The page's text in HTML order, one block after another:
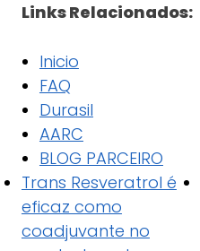
Links Relacionados:
Inicio
FAQ
Durasil
AARC
BLOG PARCEIRO
Trans Resveratrol é
eficaz como
coadjuvante no